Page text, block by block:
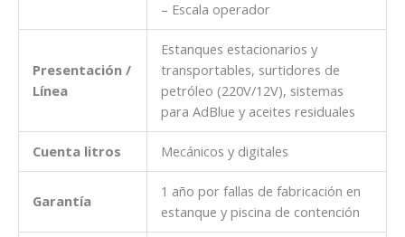
– Escala operador
Presentación /
Línea
Estanques estacionarios y
transportables, surtidores de
petróleo (220V/12V), sistemas
para AdBlue y aceites residuales
Cuenta litros Mecánicos y digitales
Garantía
1 año por fallas de fabricación en
estanque y piscina de contención